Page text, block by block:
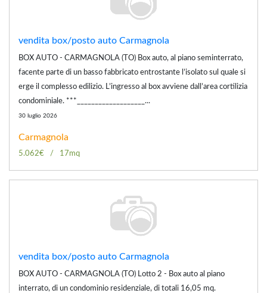
vendita box/posto auto Carmagnola
BOX AUTO - CARMAGNOLA (TO) Box auto, al piano seminterrato,
facente parte di un basso fabbricato entrostante l’isolato sul quale si
erge il complesso edilizio. L’ingresso al box avviene dall’area cortilizia
condominiale. ***___________________...
30 luglio 2026
Carmagnola
5.062€ 17mq
vendita box/posto auto Carmagnola
BOX AUTO - CARMAGNOLA (TO) Lotto 2 - Box auto al piano
interrato, di un condominio residenziale, di totali 16,05 mq.